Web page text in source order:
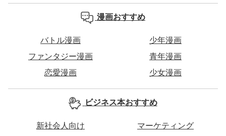
漫画おすすめ
バトル漫画
少年漫画
ファンタジー漫画
青年漫画
恋愛漫画
少女漫画
ビジネス本おすすめ
新社会人向け
マーケティング